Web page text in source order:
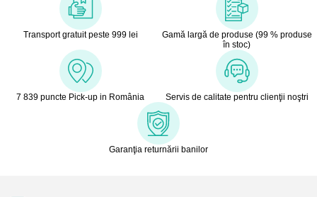
Transport gratuit peste 999 lei
Gamă largă de produse (99 % produse
în stoc)
7 839 puncte Pick-up in România Servis de calitate pentru clienţii noştri
Garanţia returnării banilor